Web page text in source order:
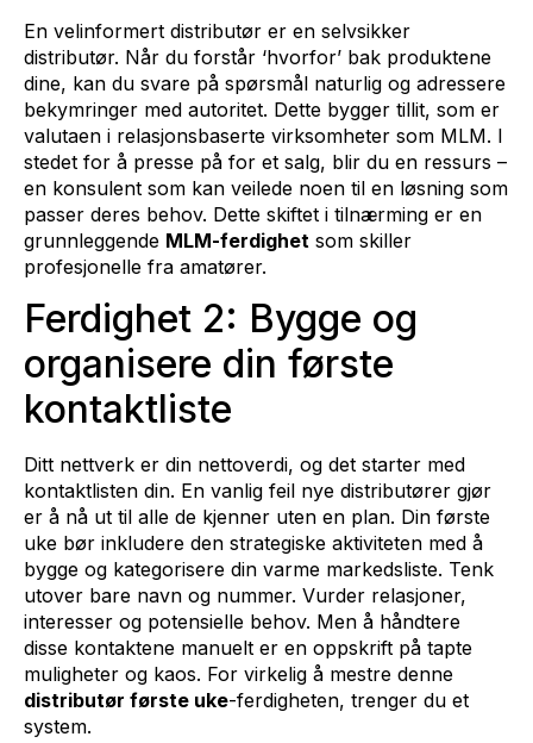
En velinformert distributør er en selvsikker
distributør. Når du forstår ‘hvorfor’ bak produktene
dine, kan du svare på spørsmål naturlig og adressere
bekymringer med autoritet. Dette bygger tillit, som er
valutaen i relasjonsbaserte virksomheter som MLM. I
stedet for å presse på for et salg, blir du en ressurs –
en konsulent som kan veilede noen til en løsning som
passer deres behov. Dette skiftet i tilnærming er en
grunnleggende MLM-ferdighet som skiller
profesjonelle fra amatører.
Ferdighet 2: Bygge og
organisere din første
kontaktliste
Ditt nettverk er din nettoverdi, og det starter med
kontaktlisten din. En vanlig feil nye distributører gjør
er å nå ut til alle de kjenner uten en plan. Din første
uke bør inkludere den strategiske aktiviteten med å
bygge og kategorisere din varme markedsliste. Tenk
utover bare navn og nummer. Vurder relasjoner,
interesser og potensielle behov. Men å håndtere
disse kontaktene manuelt er en oppskrift på tapte
muligheter og kaos. For virkelig å mestre denne
distributør første uke-ferdigheten, trenger du et
system.